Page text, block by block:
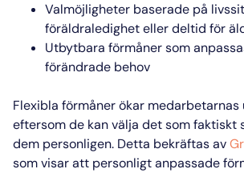
Valmöjligheter baserade på
föräldraledighet eller deltid för
Utbytbara förmåner som
förändrade behov
Flexibla förmåner ökar
eftersom de kan välja det som faktiskt
dem personligen. Detta bekräftas av
som visar att personligt anpassade